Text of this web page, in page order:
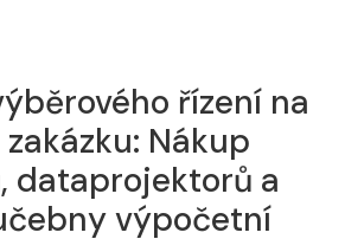
řízení na
Nákup
dataprojektorů a
výpočetní